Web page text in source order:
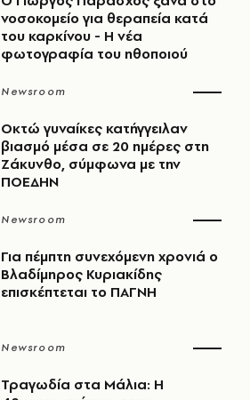
νοσοκομείο για θεραπεία κατά
του καρκίνου - Η νέα
φωτογραφία του ηθοποιού
Newsroom
Οκτώ γυναίκες κατήγγειλαν
βιασμό μέσα σε 20 ημέρες στη
Ζάκυνθο, σύμφωνα με την
ΠΟΕΔΗΝ
Newsroom
Για πέμπτη συνεχόμενη χρονιά ο
Βλαδίμηρος Κυριακίδης
επισκέπτεται το ΠΑΓΝΗ
Newsroom
Τραγωδία στα Μάλια: Η